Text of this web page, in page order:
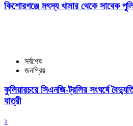
কিশোরগঞ্জে মৎস্য খামার থেকে সাবেক
সর্বশেষ
জনপ্রিয়
কুলিয়ারচরে সিএনজি-ট্রলির সংঘর্ষে
যাত্রী
১